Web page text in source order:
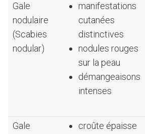
Gale
nodulaire
(Scabies
nodular)
manifestations
cutanées
distinctives
nodules rouges
sur la peau
démangeaisons
intenses
Gale
croûte épaisse